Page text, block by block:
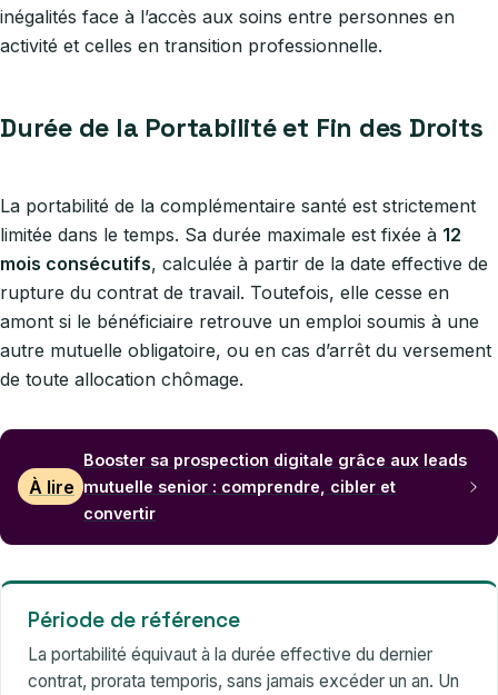
inégalités face à l’accès aux soins entre personnes en
activité et celles en transition professionnelle.
Durée de la Portabilité et Fin des Droits
La portabilité de la complémentaire santé est strictement
limitée dans le temps. Sa durée maximale est fixée à 12
mois consécutifs, calculée à partir de la date effective de
rupture du contrat de travail. Toutefois, elle cesse en
amont si le bénéficiaire retrouve un emploi soumis à une
autre mutuelle obligatoire, ou en cas d’arrêt du versement
de toute allocation chômage.
À lire
Booster sa prospection digitale grâce aux leads
mutuelle senior : comprendre, cibler et
convertir
Période de référence
La portabilité équivaut à la durée effective du dernier
contrat, prorata temporis, sans jamais excéder un an. Un